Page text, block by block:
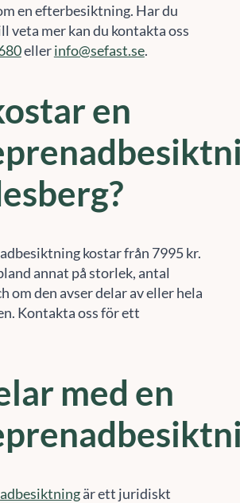
en efterbesiktning. Har du
veta mer kan du kontakta oss
ellerinfo@sefast.se.
en
kostar från 7995 kr.
annat på storlek, antal
om den avser delar av eller hela
Kontakta oss för ett
med en
är ett juridiskt